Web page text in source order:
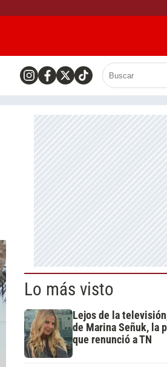
Lo más visto
Lejos de la
de Marina Señuk, la
que renunció a TN